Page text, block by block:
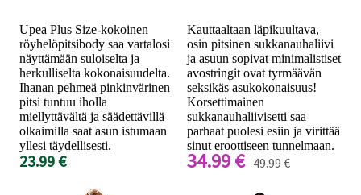
Upea Plus Size-kokoinen
röyhelöpitsibody saa vartalosi
näyttämään suloiselta ja
herkulliselta kokonaisuudelta.
Ihanan pehmeä pinkinvärinen
pitsi tuntuu iholla
miellyttävältä ja säädettävillä
olkaimilla saat asun istumaan
yllesi täydellisesti.
23.99 €
Kauttaaltaan läpikuultava,
osin pitsinen sukkanauhaliivi
ja asuun sopivat minimalistiset
avostringit ovat tyrmäävän
seksikäs asukokonaisuus!
Korsettimainen
sukkanauhaliivisetti saa
parhaat puolesi esiin ja virittää
sinut eroottiseen tunnelmaan.
34.99 € 49.99 €